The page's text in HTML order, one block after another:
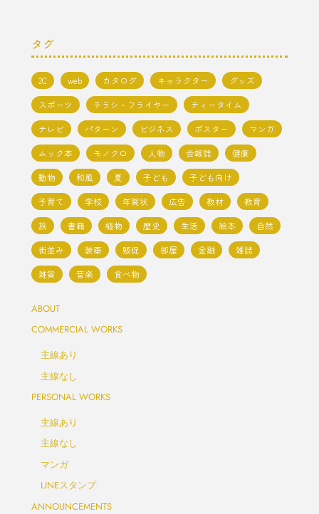
タグ
2C web カタログ キャラクター
グッズ
スポーツ
チラシ・フライヤー
ティータイム
テレビ
パターン ビジネス ポスター
マンガ
ムック本
モノクロ 人物 会報誌
健康
動物
和風 夏 子ども
子ども向け
子育て
学校 年賀状 広告 教材
教育
旅
書籍 植物 歴史 生活 絵本
自然
街並み
装画 販促 部屋 金融
雑誌
雑貨
音楽 食べ物
ABOUT
COMMERCIAL WORKS
主線あり
主線なし
PERSONAL WORKS
主線あり
主線なし
マンガ
LINEスタンプ
ANNOUNCEMENTS